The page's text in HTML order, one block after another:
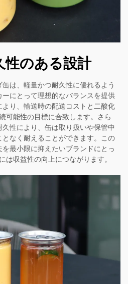
性のある設計
は、軽量かつ耐久性に優れるよう
にとって理想的なバランスを提供
り、輸送時の配送コストと二酸化
可能性の目標に合致します。さら
性により、缶は取り扱いや保管中
なく耐えることができます。この
最小限に抑えたいブランドにとっ
は収益性の向上につながります。